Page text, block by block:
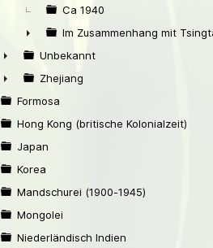
Ca 1940
►
Im Zusammenhang mit
►
Unbekannt
►
Zhejiang
Formosa
Hong Kong (britische Kolonialzeit)
Japan
Korea
Mandschurei (1900-1945)
Mongolei
Niederländisch Indien